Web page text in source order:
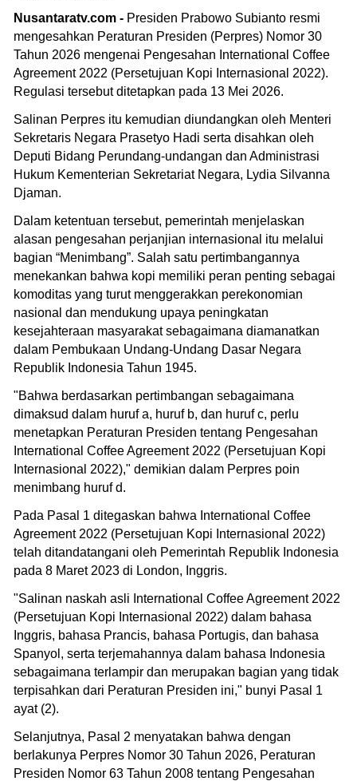
Nusantaratv.com - Presiden Prabowo Subianto resmi
mengesahkan Peraturan Presiden (Perpres) Nomor 30
Tahun 2026 mengenai Pengesahan International Coffee
Agreement 2022 (Persetujuan Kopi Internasional 2022).
Regulasi tersebut ditetapkan pada 13 Mei 2026.
Salinan Perpres itu kemudian diundangkan oleh Menteri
Sekretaris Negara Prasetyo Hadi serta disahkan oleh
Deputi Bidang Perundang-undangan dan Administrasi
Hukum Kementerian Sekretariat Negara, Lydia Silvanna
Djaman.
Dalam ketentuan tersebut, pemerintah menjelaskan
alasan pengesahan perjanjian internasional itu melalui
bagian “Menimbang”. Salah satu pertimbangannya
menekankan bahwa kopi memiliki peran penting sebagai
komoditas yang turut menggerakkan perekonomian
nasional dan mendukung upaya peningkatan
kesejahteraan masyarakat sebagaimana diamanatkan
dalam Pembukaan Undang-Undang Dasar Negara
Republik Indonesia Tahun 1945.
"Bahwa berdasarkan pertimbangan sebagaimana
dimaksud dalam huruf a, huruf b, dan huruf c, perlu
menetapkan Peraturan Presiden tentang Pengesahan
International Coffee Agreement 2022 (Persetujuan Kopi
Internasional 2022)," demikian dalam Perpres poin
menimbang huruf d.
Pada Pasal 1 ditegaskan bahwa International Coffee
Agreement 2022 (Persetujuan Kopi Internasional 2022)
telah ditandatangani oleh Pemerintah Republik Indonesia
pada 8 Maret 2023 di London, Inggris.
"Salinan naskah asli International Coffee Agreement 2022
(Persetujuan Kopi Internasional 2022) dalam bahasa
Inggris, bahasa Prancis, bahasa Portugis, dan bahasa
Spanyol, serta terjemahannya dalam bahasa Indonesia
sebagaimana terlampir dan merupakan bagian yang tidak
terpisahkan dari Peraturan Presiden ini," bunyi Pasal 1
ayat (2).
Selanjutnya, Pasal 2 menyatakan bahwa dengan
berlakunya Perpres Nomor 30 Tahun 2026, Peraturan
Presiden Nomor 63 Tahun 2008 tentang Pengesahan